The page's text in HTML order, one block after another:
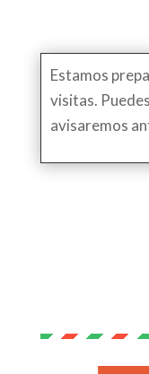
Estamos
visitas.
avisaremos